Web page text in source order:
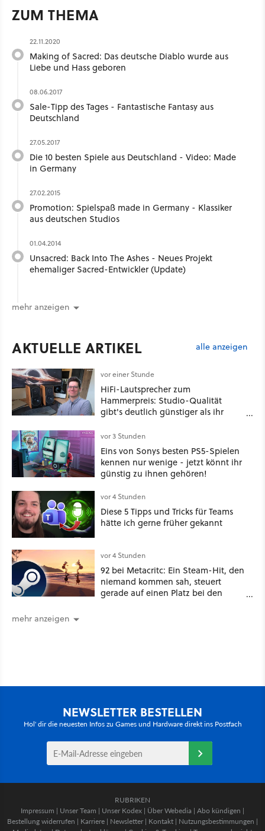
ZUM THEMA
22.11.2020
Making of Sacred: Das deutsche Diablo wurde aus
Liebe und Hass geboren
08.06.2017
Sale-Tipp des Tages - Fantastische Fantasy aus
Deutschland
27.05.2017
Die 10 besten Spiele aus Deutschland - Video: Made
in Germany
27.02.2015
Promotion: Spielspaß made in Germany - Klassiker
aus deutschen Studios
01.04.2014
Unsacred: Back Into The Ashes - Neues Projekt
ehemaliger Sacred-Entwickler (Update)
mehr anzeigen
AKTUELLE ARTIKEL alle anzeigen
vor einer Stunde
HiFi-Lautsprecher zum
Hammerpreis: Studio-Qualität
gibt's deutlich günstiger als ihr
vor 3 Stunden
Eins von Sonys besten PS5-Spielen
kennen nur wenige - jetzt könnt ihr
günstig zu ihnen gehören!
vor 4 Stunden
Diese 5 Tipps und Tricks für Teams
hätte ich gerne früher gekannt
vor 4 Stunden
92 bei Metacritc: Ein Steam-Hit, den
niemand kommen sah, steuert
gerade auf einen Platz bei den
mehr anzeigen
NEWSLETTER BESTELLEN
Hol' dir die neuesten Infos zu Games und Hardware direkt ins Postfach
RUBRIKEN
Impressum | Unser Team | Unser Kodex | Über Webedia | Abo kündigen |
Bestellung widerrufen | Karriere | Newsletter | Kontakt | Nutzungsbestimmungen |